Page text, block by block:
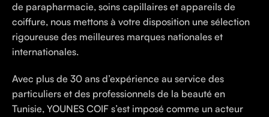
de parapharmacie, soins capillaires et appareils de
coiffure, nous mettons à votre disposition une sélection
rigoureuse des meilleures marques nationales et
internationales.
Avec plus de 30 ans d’expérience au service des
particuliers et des professionnels de la beauté en
Tunisie, YOUNES COIF s’est imposé comme un acteur